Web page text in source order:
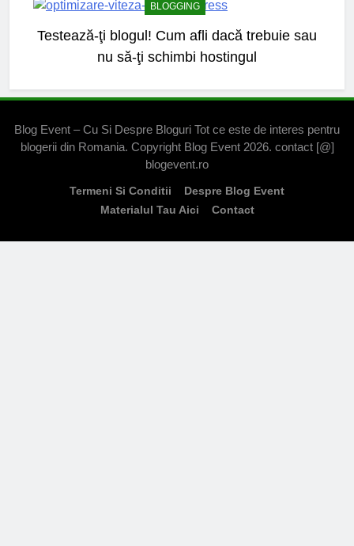
BLOGGING
Testează-ţi blogul! Cum afli dacă trebuie sau
nu să-ţi schimbi hostingul
Blog Event – Cu Si Despre Bloguri Tot ce este de interes pentru
blogerii din Romania. Copyright Blog Event 2026. contact [@]
blogevent.ro
Termeni Si Conditii
Despre Blog Event
Materialul Tau Aici
Contact